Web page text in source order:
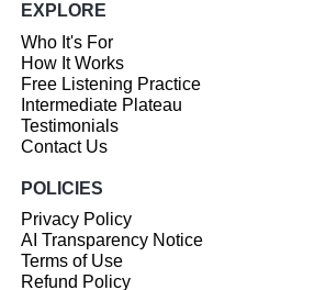
EXPLORE
Who It's For
How It Works
Free Listening Practice
Intermediate Plateau
Testimonials
Contact Us
POLICIES
Privacy Policy
AI Transparency Notice
Terms of Use
Refund Policy